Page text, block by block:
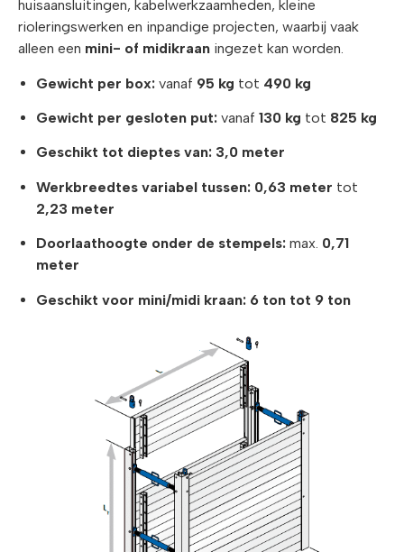
huisaansluitingen, kabelwerkzaamheden, kleine
rioleringswerken en inpandige projecten, waarbij vaak
alleen een mini- of midikraan ingezet kan worden.
Gewicht per box: vanaf 95 kg tot 490 kg
Gewicht per gesloten put: vanaf 130 kg tot 825 kg
Geschikt tot dieptes van: 3,0 meter
Werkbreedtes variabel tussen: 0,63 meter tot
2,23 meter
Doorlaathoogte onder de stempels: max. 0,71
meter
Geschikt voor mini/midi kraan: 6 ton tot 9 ton